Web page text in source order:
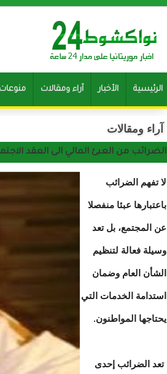
الرئيسية الأخبار آراء ومقالات منوعات
آراء ومقالات
الضرائب من العبئ المالي الى العقد
لا تفهم الضرائب
باعتبارها عبئا منفصلا
عن المجتمع، بل تعد
وسيلة فعالة لتنظيم
الشأن العام وضمان
استدامة الخدمات التي
يحتاجها المواطنون.
تعد الضرائب إحدى